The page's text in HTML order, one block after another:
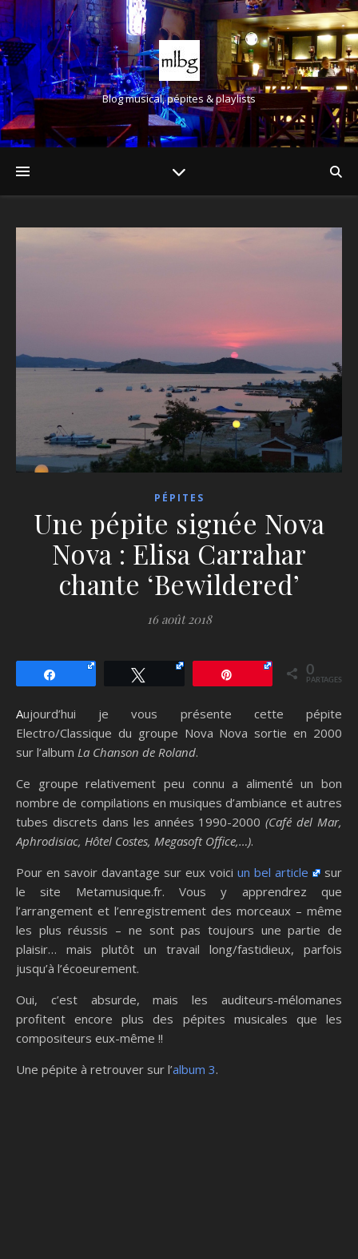
Blog musical, pépites & playlists
PÉPITES
Une pépite signée Nova
Nova : Elisa Carrahar
chante ‘Bewildered’
16 août 2018
0
PARTAGES
Aujourd’hui je vous présente cette pépite
Electro/Classique du groupe Nova Nova sortie en 2000
sur l’album La Chanson de Roland.
Ce groupe relativement peu connu a alimenté un bon
nombre de compilations en musiques d’ambiance et autres
tubes discrets dans les années 1990-2000(Café del Mar,
Aphrodisiac, Hôtel Costes, Megasoft Office,…).
Pour en savoir davantage sur eux voiciun bel article
sur
le site Metamusique.fr. Vous y apprendrez que
l’arrangement et l’enregistrement des morceaux – même
les plus réussis – ne sont pas toujours une partie de
plaisir… mais plutôt un travail long/fastidieux, parfois
jusqu’à l’écoeurement.
Oui, c’est absurde, mais les auditeurs-mélomanes
profitent encore plus des pépites musicales que les
compositeurs eux-même !!
Une pépite à retrouver sur l’album 3.